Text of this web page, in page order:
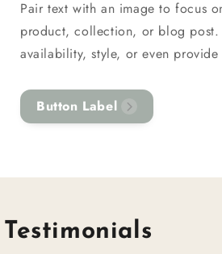
Pair text with an image to focus
product, collection, or blog
availability, style, or even provide
Button Label
Testimonials